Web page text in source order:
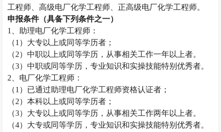
工程师、高级电厂化学工程师、正高级电厂化学工程师。
申报条件（具备下列条件之一）
1
、助理电厂化学工程师：
（1 ）大专以上或同等学历者；
（2）中职以上或同等学历，从事相关工作一年以上者。
（3）中职或同等学历，专业知识和实操技能特别优秀者。
2 、电厂化学工程师：
（1 ）已通过助理电厂化学工程师资格认证者；
（2）本科以上或同等学历者；
（3）大专以上或同等学历，从事相关工作两年以上者。
（4）大专或同等学历，专业知识和实操技能特别优秀者。